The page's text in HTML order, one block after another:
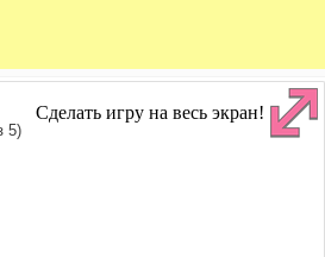
5)
Сделать игру на весь экран!